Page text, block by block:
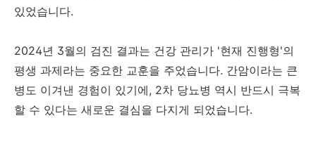
있었습니다.
2024년 3월의 검진 결과는 건강 관리가 '현재 진행형'의
평생 과제라는 중요한 교훈을 주었습니다. 간암이라는 큰
병도 이겨낸 경험이 있기에, 2차 당뇨병 역시 반드시 극복
할 수 있다는 새로운 결심을 다지게 되었습니다.